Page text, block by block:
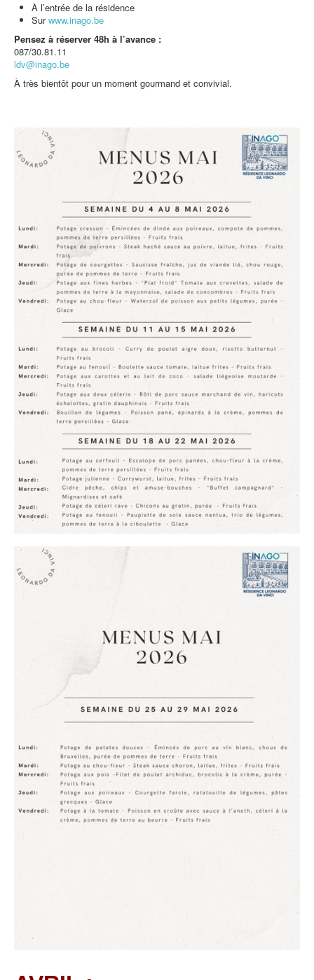
À l’entrée de la résidence
Surwww.inago.be
Pensez à réserver 48h à l’avance :
087/30.81.11
ldv@inago.be
À très bientôt pour un moment gourmand et convivial.